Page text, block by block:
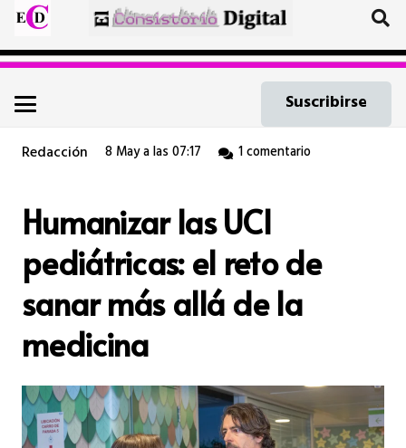
Suscribirse
Redacción 8 May a las 07:17 1comentario
Humanizar las UCI
pediátricas: el reto de
sanar más allá de la
medicina